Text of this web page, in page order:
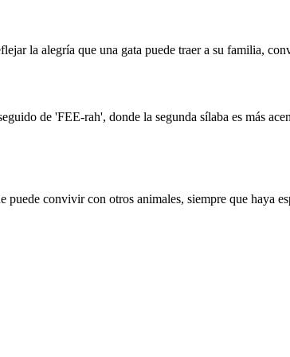
la alegría que una gata puede traer a su familia,
de 'FEE-rah', donde la segunda sílaba es más
convivir con otros animales, siempre que haya